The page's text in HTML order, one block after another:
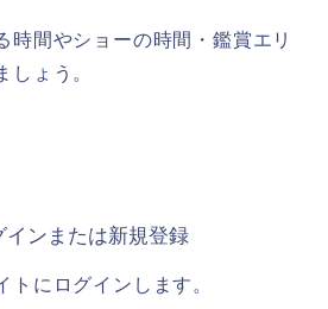
時間やショーの時間・鑑賞エリ
しょう。
ンまたは新規登録
トにログインします。